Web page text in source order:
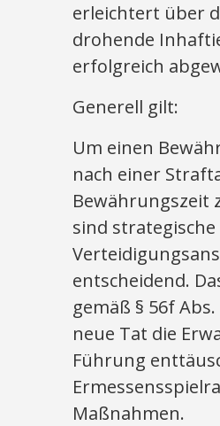
erleichtert über
drohende
erfolgreich
Generell gilt:
Um einen
nach einer
Bewährungszeit
sind strategische
entscheidend.
gemäß § 56f
neue Tat die
Führung
Maßnahmen.